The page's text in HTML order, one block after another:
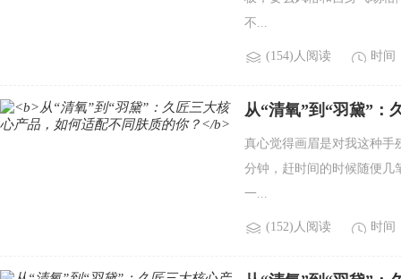
不...
(154)人阅读 时间
从“清氧”到“羽黛”：
真心觉得画眉是对我这种手
分钟，赶时间的时候随便几
一...
(152)人阅读 时间